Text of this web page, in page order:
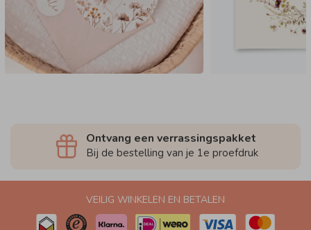
Ontvang een verrassingspakket
Bij de bestelling van je 1e proefdruk
VEILIG WINKELEN EN BETALEN